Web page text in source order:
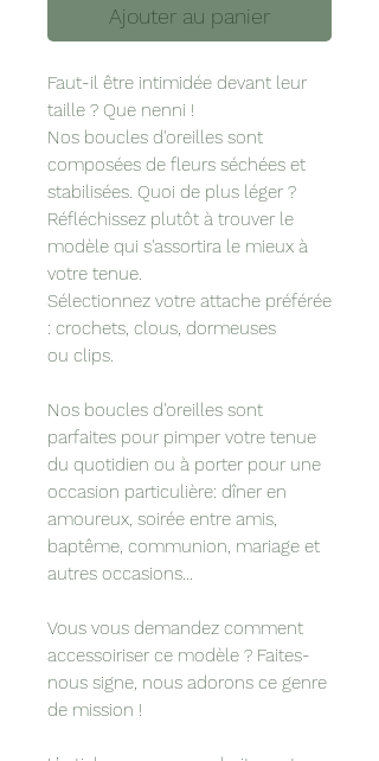
Ajouter au panier
Faut-il être intimidée devant leur
taille ? Que nenni !
Nos boucles d'oreilles sont
composées de fleurs séchées et
stabilisées. Quoi de plus léger ?
Réfléchissez plutôt à trouver le
modèle qui s'assortira le mieux à
votre tenue.
Sélectionnez votre attache préférée
: crochets, clous, dormeuses
ou clips.
Nos boucles d'oreilles sont
parfaites pour pimper votre tenue
du quotidien ou à porter pour une
occasion particulière: dîner en
amoureux, soirée entre amis,
baptême, communion, mariage et
autres occasions...
Vous vous demandez comment
accessoiriser ce modèle ? Faites-
nous signe, nous adorons ce genre
de mission !